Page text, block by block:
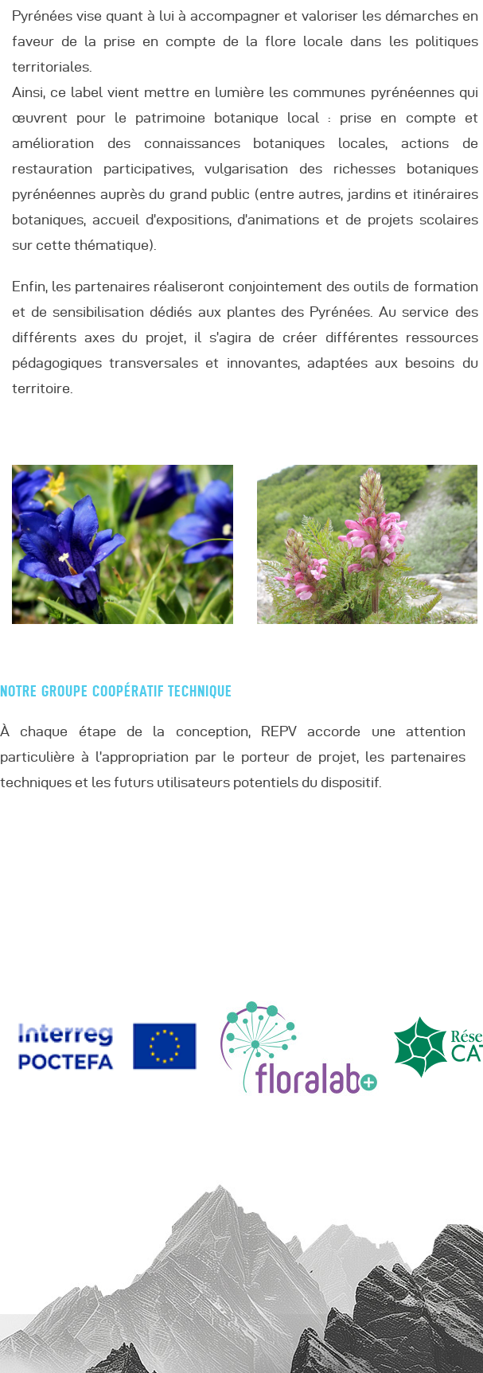
Pyrénées vise quant à lui à accompagner et valoriser les démarches en
faveur de la prise en compte de la flore locale dans les politiques
territoriales.
Ainsi, ce label vient mettre en lumière les communes pyrénéennes qui
œuvrent pour le patrimoine botanique local : prise en compte et
amélioration des connaissances botaniques locales, actions de
restauration participatives, vulgarisation des richesses botaniques
pyrénéennes auprès du grand public (entre autres, jardins et itinéraires
botaniques, accueil d’expositions, d’animations et de projets scolaires
sur cette thématique).
Enfin, les partenaires réaliseront conjointement des outils de formation
et de sensibilisation dédiés aux plantes des Pyrénées. Au service des
différents axes du projet, il s’agira de créer différentes ressources
pédagogiques transversales et innovantes, adaptées aux besoins du
territoire.
NOTRE GROUPE COOPÉRATIF TECHNIQUE
À chaque étape de la conception, REPV accorde une attention
particulière à l’appropriation par le porteur de projet, les partenaires
techniques et les futurs utilisateurs potentiels du dispositif.